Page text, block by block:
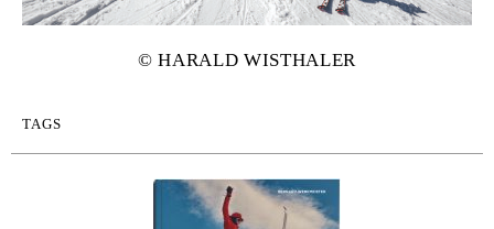
© HAR­ALD WIS­THALER
TAGS